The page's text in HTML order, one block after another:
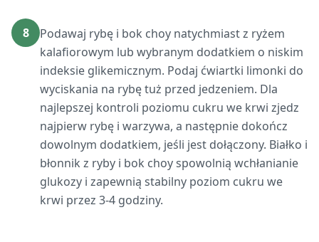
8
Podawaj rybę i bok choy natychmiast z ryżem
kalafiorowym lub wybranym dodatkiem o niskim
indeksie glikemicznym. Podaj ćwiartki limonki do
wyciskania na rybę tuż przed jedzeniem. Dla
najlepszej kontroli poziomu cukru we krwi zjedz
najpierw rybę i warzywa, a następnie dokończ
dowolnym dodatkiem, jeśli jest dołączony. Białko i
błonnik z ryby i bok choy spowolnią wchłanianie
glukozy i zapewnią stabilny poziom cukru we
krwi przez 3-4 godziny.